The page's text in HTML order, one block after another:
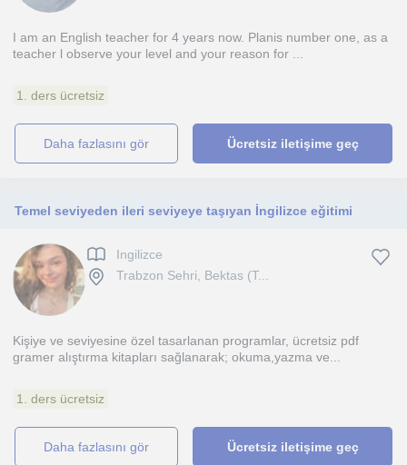
I am an English teacher for 4 years now. Planis number one, as a
teacher l observe your level and your reason for ...
1. ders ücretsiz
daha fazlasını gör Ücretsiz iletişime geç
Temel seviyeden ileri seviyeye taşıyan İngilizce eğitimi
Ingilizce
Trabzon Sehri, Bektas (T...
Kişiye ve seviyesine özel tasarlanan programlar, ücretsiz pdf
gramer alıştırma kitapları sağlanarak; okuma,yazma ve...
1. ders ücretsiz
daha fazlasını gör Ücretsiz iletişime geç